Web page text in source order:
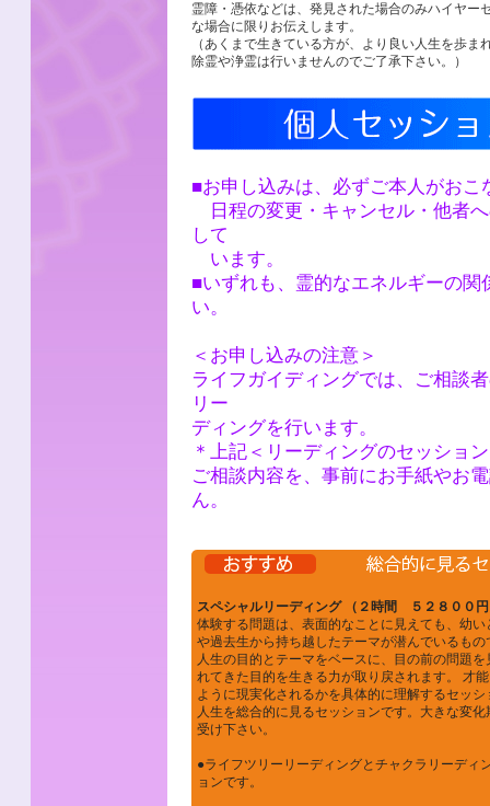
霊障・憑依などは、発見された場合のみハイヤー
な場合に限りお伝えします。
（あくまで生きている方が、より良い人生を歩
除霊や浄霊は行いませんのでご了承下さい。）
■お申し込みは、必ずご本人がおこ
日程の変更・キャンセル・他者
して
います。
■いずれも、霊的なエネルギーの
い。
＜お申し込みの注意＞
ライフガイディングでは、ご相談
リー
ディングを行います。
＊上記＜リーディングのセッショ
ご相談内容を、事前にお手紙やお
ん。
スペシャルリーディング （２時間 ５２８００
体験する問題は、表面的なことに見えても、幼
や過去生から持ち越したテーマが潜んでいるも
人生の目的とテーマをベースに、目の前の問題
れてきた目的を生きる力が取り戻されます。 才
ように現実化されるかを具体的に理解するセッシ
人生を総合的に見るセッションです。大きな変
受け下さい。
●ライフツリーリーディングとチャクラリーディ
ョンです。